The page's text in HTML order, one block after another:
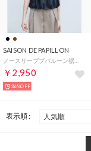
SAISON DE PAPILLON
￥2,950
36%OFF
表示順 :